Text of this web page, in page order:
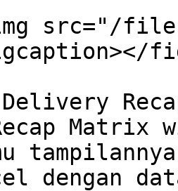
src="/files/
Delivery
Matrix
dengan